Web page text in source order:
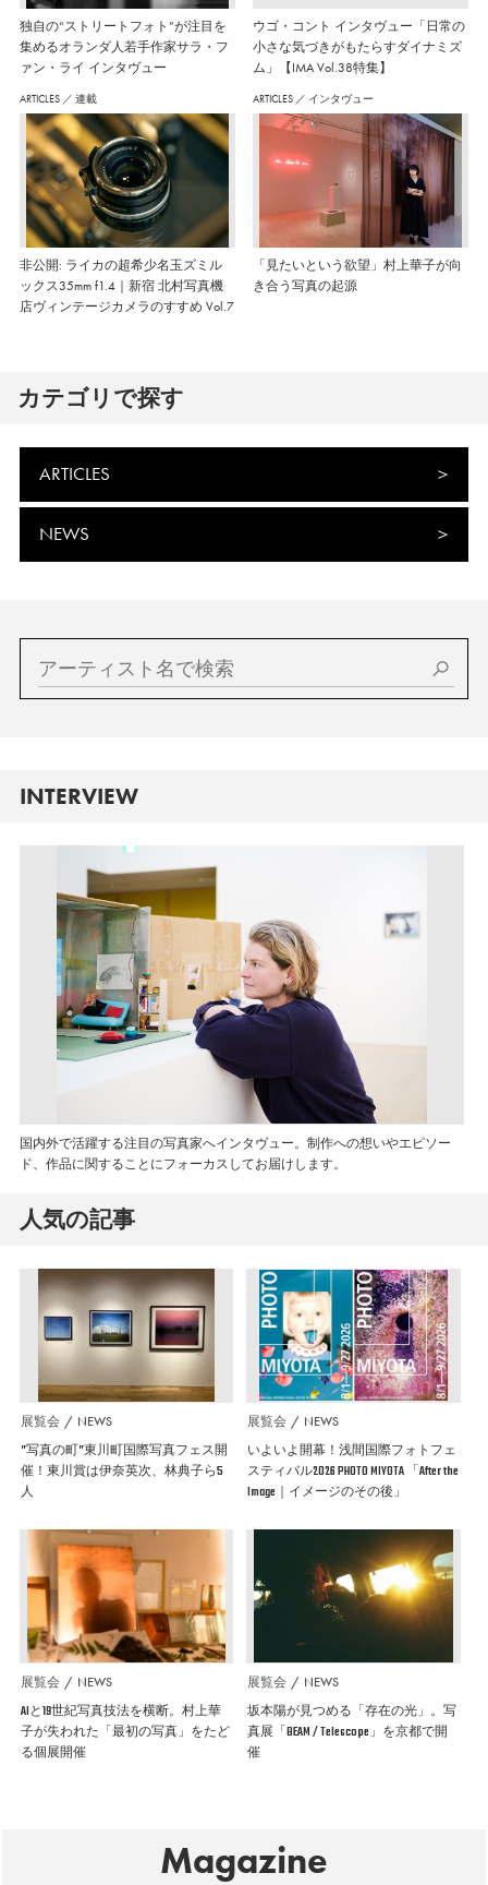
独自の“ストリートフォト”が注目を
集めるオランダ人若手作家サラ・フ
ァン・ライ インタヴュー
ウゴ・コント インタヴュー「日常の
小さな気づきがもたらすダイナミズ
ム」【IMA Vol.38特集】
ARTICLES ／ 連載
非公開: ライカの超希少名玉ズミル
ックス35mm f1.4｜新宿 北村写真機
店ヴィンテージカメラのすすめ Vol.7
ARTICLES ／ インタヴュー
「見たいという欲望」村上華子が向
き合う写真の起源
カテゴリで探す
ARTICLES
NEWS
INTERVIEW
国内外で活躍する注目の写真家へインタヴュー。制作への想いやエピソー
ド、作品に関することにフォーカスしてお届けします。
人気の記事
展覧会 NEWS
”写真の町”東川町国際写真フェス開
催！東川賞は伊奈英次、林典子ら5
人
展覧会 NEWS
いよいよ開幕！浅間国際フォトフェ
スティバル2026 PHOTO MIYOTA 「After the
Image｜イメージのその後」
展覧会 NEWS
AIと19世紀写真技法を横断。村上華
子が失われた「最初の写真」をたど
る個展開催
展覧会 NEWS
坂本陽が見つめる「存在の光」。写
真展「BEAM / Telescope」を京都で開
催
Magazine